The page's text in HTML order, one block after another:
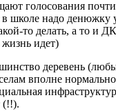
голосования
школе надо денюжку
то делать, а то и
идет)
деревень
вполне
(!!).